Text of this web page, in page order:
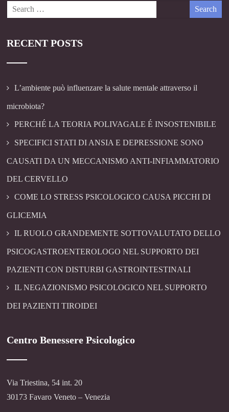
RECENT POSTS
L’ambiente può influenzare la salute mentale attraverso il
microbiota?
PERCHÉ LA TEORIA POLIVAGALE É INSOSTENIBILE
SPECIFICI STATI DI ANSIA E DEPRESSIONE SONO
CAUSATI DA UN MECCANISMO ANTI-INFIAMMATORIO
DEL CERVELLO
COME LO STRESS PSICOLOGICO CAUSA PICCHI DI
GLICEMIA
IL RUOLO GRANDEMENTE SOTTOVALUTATO DELLO
PSICOGASTROENTEROLOGO NEL SUPPORTO DEI
PAZIENTI CON DISTURBI GASTROINTESTINALI
IL NEGAZIONISMO PSICOLOGICO NEL SUPPORTO
DEI PAZIENTI TIROIDEI
Centro Benessere Psicologico
Via Triestina, 54 int. 20
30173 Favaro Veneto – Venezia